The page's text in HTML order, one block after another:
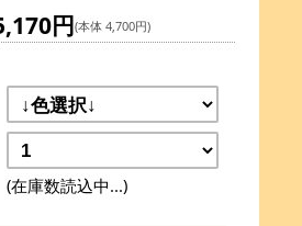
円(本体 4,700円)
(在庫数読込中...)